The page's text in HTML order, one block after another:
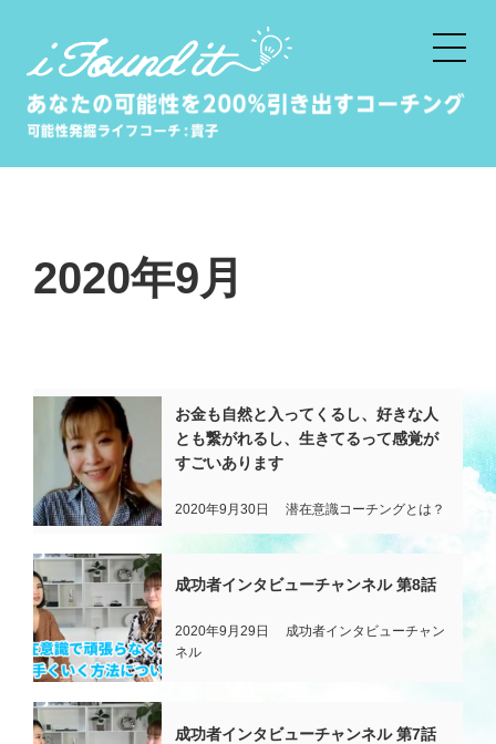
HOME
潜在意識とは
潜在意識コーチングセッション
起業家・クリエイタープロデュー
タロットで望む未来を引き寄せ
る！
『潜在意識×タロット鑑定セッショ
ン』
次世代型 経営コンサルティング
『潜在意識×WEBマーケティング』
2020年9月
お金も自然と入ってくるし、好きな人
とも繋がれるし、生きてるって感覚が
すごいあります
2020年9月30日 潜在意識コーチングとは？
成功者インタビューチャンネル 第8話
2020年9月29日
成功者インタビューチャン
ネル
成功者インタビューチャンネル 第7話